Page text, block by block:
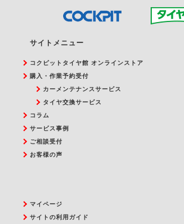
サイトメニュー
コクピットタイヤ館 オンラインストア
購入・作業予約受付
カーメンテナンスサービス
タイヤ交換サービス
コラム
サービス事例
ご相談受付
お客様の声
マイページ
サイトの利用ガイド